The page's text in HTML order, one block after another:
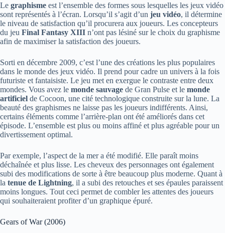
Le graphisme est l’ensemble des formes sous lesquelles les jeux vidéo
sont représentés à l’écran. Lorsqu’il s’agit d’un jeu vidéo, il détermine
le niveau de satisfaction qu’il procurera aux joueurs. Les concepteurs
du jeu Final Fantasy XIII n’ont pas lésiné sur le choix du graphisme
afin de maximiser la satisfaction des joueurs.
Sorti en décembre 2009, c’est l’une des créations les plus populaires
dans le monde des jeux vidéo. Il prend pour cadre un univers à la fois
futuriste et fantaisiste. Le jeu met en exergue le contraste entre deux
mondes. Vous avez le monde sauvage de Gran Pulse et le monde
artificiel de Cocoon, une cité technologique construite sur la lune. La
beauté des graphismes ne laisse pas les joueurs indifférents. Ainsi,
certains éléments comme l’arrière-plan ont été améliorés dans cet
épisode. L’ensemble est plus ou moins affiné et plus agréable pour un
divertissement optimal.
Par exemple, l’aspect de la mer a été modifié. Elle paraît moins
déchaînée et plus lisse. Les cheveux des personnages ont également
subi des modifications de sorte à être beaucoup plus moderne. Quant à
la tenue de Lightning, il a subi des retouches et ses épaules paraissent
moins longues. Tout ceci permet de combler les attentes des joueurs
qui souhaiteraient profiter d’un graphique épuré.
Gears of War (2006)